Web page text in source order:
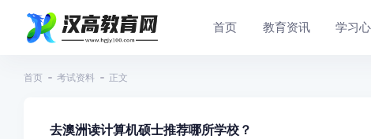
首页 教育资讯 学习
首页 考试资料 正文
去澳洲读计算机硕士推荐哪所学校？